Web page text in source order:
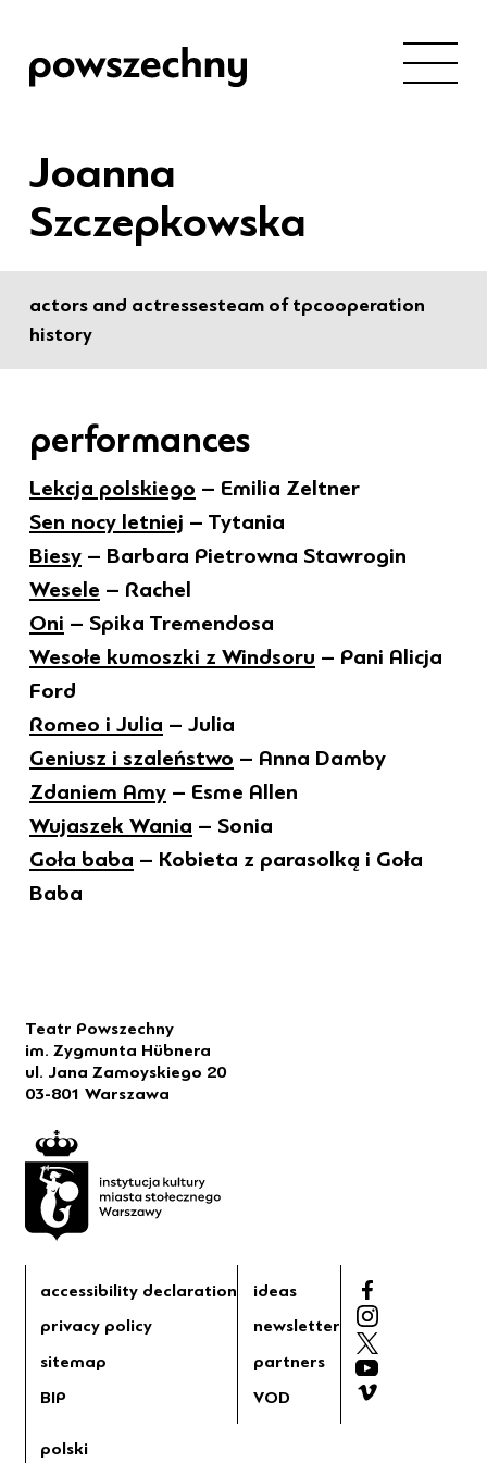
Joanna
Szczepkowska
actors and actressesteam of tpcooperation
history
performances
Lekcja polskiego – Emilia Zeltner
Sen nocy letniej – Tytania
Biesy – Barbara Pietrowna Stawrogin
Wesele – Rachel
Oni – Spika Tremendosa
Wesołe kumoszki z Windsoru – Pani Alicja
Ford
Romeo i Julia – Julia
Geniusz i szaleństwo – Anna Damby
Zdaniem Amy – Esme Allen
Wujaszek Wania – Sonia
Goła baba – Kobieta z parasolką i Goła
Baba
Teatr Powszechny
im. Zygmunta Hübnera
ul. Jana Zamoyskiego 20
03-801 Warszawa
accessibility declaration
privacy policy
sitemap
BIP
ideas
newsletter
partners
VOD
polski